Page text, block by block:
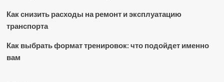
Как снизить расходы на ремонт и эксплуатацию
транспорта
Как выбрать формат тренировок: что подойдет именно
вам